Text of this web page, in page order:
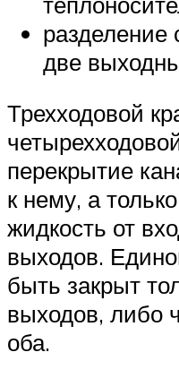
разделение
две
Трехходовой
перекрытие
к нему, а
жидкость от
выходов.
быть закрыт
выходов, либо
оба.